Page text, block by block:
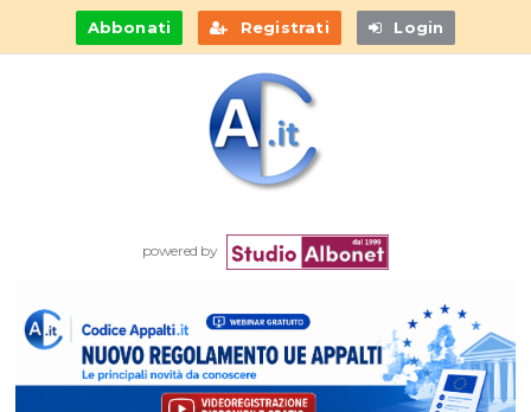
Abbonati Registrati Login
powered by